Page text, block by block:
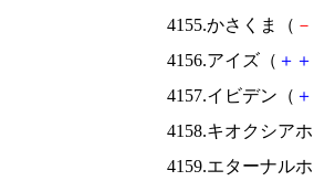
4155.かさくま（ －
4156.アイズ（ ＋ ＋
4157.イビデン（ ＋
4158.キオクシア
4159.エターナル